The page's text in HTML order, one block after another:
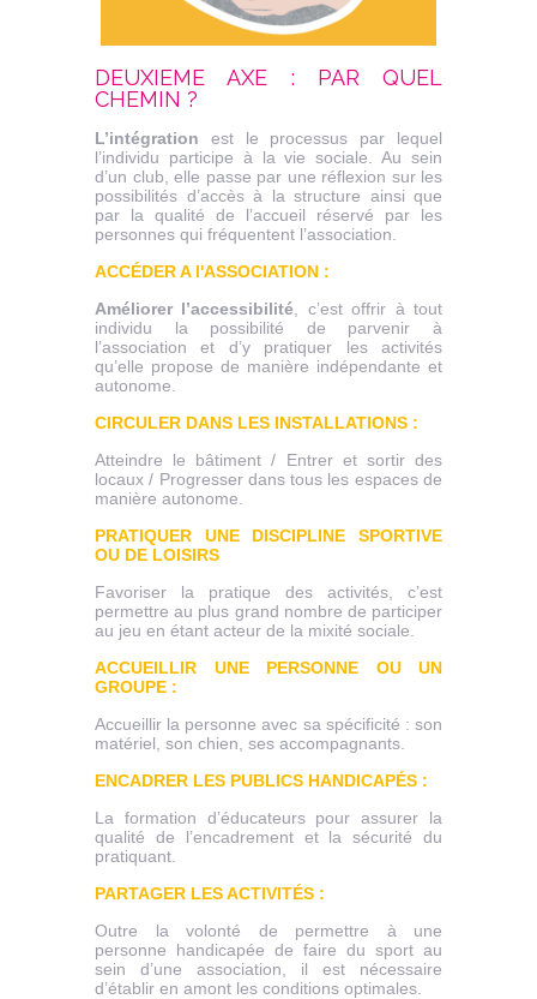
DEUXIEME AXE : PAR QUEL
CHEMIN ?
L’intégration est le processus par lequel
l’individu participe à la vie sociale. Au sein
d’un club, elle passe par une réflexion sur les
possibilités d’accès à la structure ainsi que
par la qualité de l’accueil réservé par les
personnes qui fréquentent l’association.
ACCÉDER A l'ASSOCIATION :
Améliorer l’accessibilité , c’est offrir à tout
individu la possibilité de parvenir à
l’association et d’y pratiquer les activités
qu’elle propose de manière indépendante et
autonome.
CIRCULER DANS LES INSTALLATIONS :
Atteindre le bâtiment / Entrer et sortir des
locaux / Progresser dans tous les espaces de
manière autonome.
PRATIQUER UNE DISCIPLINE SPORTIVE
OU DE LOISIRS
Favoriser la pratique des activités, c’est
permettre au plus grand nombre de participer
au jeu en étant acteur de la mixité sociale.
ACCUEILLIR UNE PERSONNE OU UN
GROUPE :
Accueillir la personne avec sa spécificité : son
matériel, son chien, ses accompagnants.
ENCADRER LES PUBLICS HANDICAPÉS :
La formation d’éducateurs pour assurer la
qualité de l’encadrement et la sécurité du
pratiquant.
PARTAGER LES ACTIVITÉS :
Outre la volonté de permettre à une
personne handicapée de faire du sport au
sein d’une association, il est nécessaire
d’établir en amont les conditions optimales.